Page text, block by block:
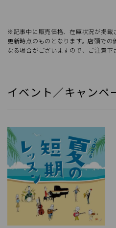
※記事中に販売価格、在庫状況が掲載
更新時点のものとなります。店頭で
なる場合がございますので、ご注意下
イベント／キャンペ